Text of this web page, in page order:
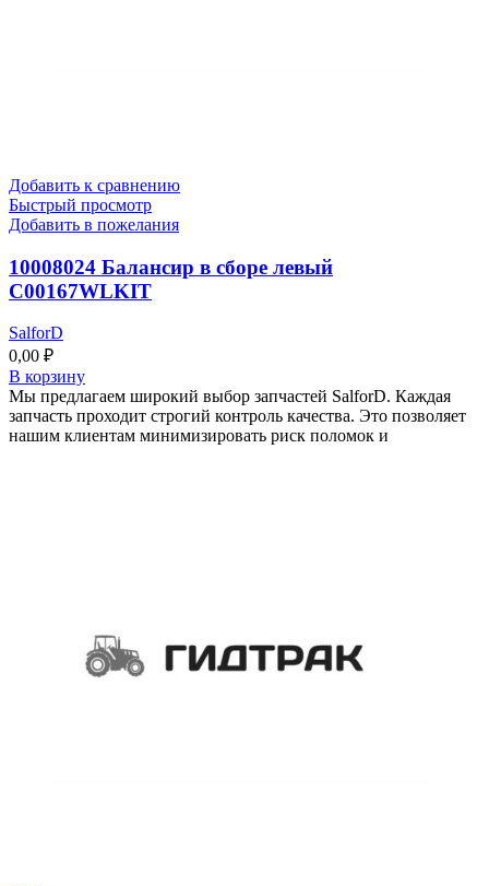
Добавить к сравнению
Быстрый просмотр
Добавить в пожелания
10008024 Балансир в сборе левый
C00167WLKIT
SalforD
0,00 ₽
В корзину
Мы предлагаем широкий выбор запчастей SalforD. Каждая
запчасть проходит строгий контроль качества. Это позволяет
нашим клиентам минимизировать риск поломок и